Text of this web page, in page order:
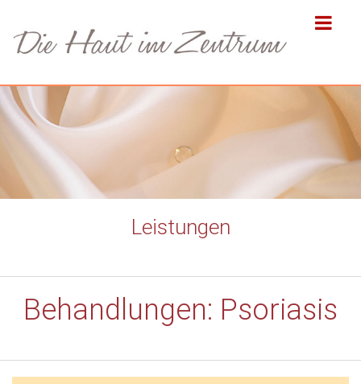
Leistungen
Behandlungen: Psoriasis